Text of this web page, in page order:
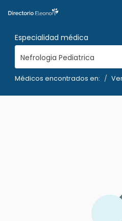
Especialidad médica
Nefrologia Pediatrica
Médicos encontrados en: